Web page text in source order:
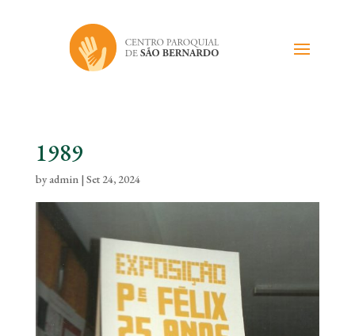
1989
byadmin| Set 24, 2024